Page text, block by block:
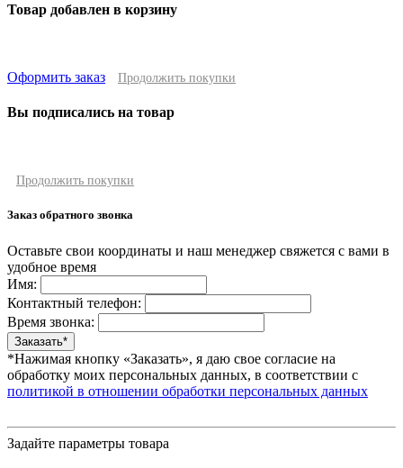
Товар добавлен в корзину
Оформить заказ Продолжить покупки
Вы подписались на товар
Продолжить покупки
Заказ обратного звонка
Оставьте свои координаты и наш менеджер свяжется с вами в
удобное время
Имя:
Контактный телефон:
Время звонка:
*Нажимая кнопку «Заказать», я даю свое согласие на
обработку моих персональных данных, в соответствии с
политикой в отношении обработки персональных данных
Задайте параметры товара